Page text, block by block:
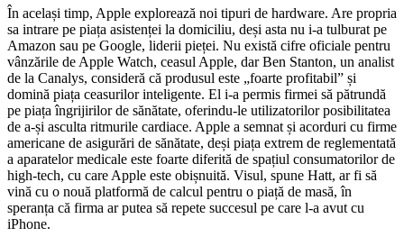
În același timp, Apple explorează noi tipuri de hardware. Are propria
sa intrare pe piața asistenței la domiciliu, deși asta nu i-a tulburat pe
Amazon sau pe Google, liderii pieței. Nu există cifre oficiale pentru
vânzările de Apple Watch, ceasul Apple, dar Ben Stanton, un analist
de la Canalys, consideră că produsul este „foarte profitabil” și
domină piața ceasurilor inteligente. El i-a permis firmei să pătrundă
pe piața îngrijirilor de sănătate, oferindu-le utilizatorilor posibilitatea
de a-și asculta ritmurile cardiace. Apple a semnat și acorduri cu firme
americane de asigurări de sănătate, deși piața extrem de reglementată
a aparatelor medicale este foarte diferită de spațiul consumatorilor de
high-tech, cu care Apple este obișnuită. Visul, spune Hatt, ar fi să
vină cu o nouă platformă de calcul pentru o piață de masă, în
speranța că firma ar putea să repete succesul pe care l-a avut cu
iPhone.